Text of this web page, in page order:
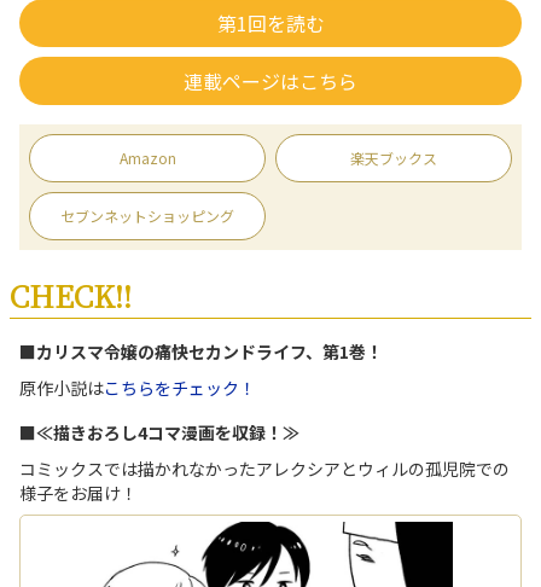
第1回を読む
連載ページはこちら
Amazon 楽天ブックス
セブンネットショッピング
CHECK!!
■カリスマ令嬢の痛快セカンドライフ、第1巻！
原作小説はこちらをチェック！
■≪描きおろし4コマ漫画を収録！≫
コミックスでは描かれなかったアレクシアとウィルの孤児院での
様子をお届け！